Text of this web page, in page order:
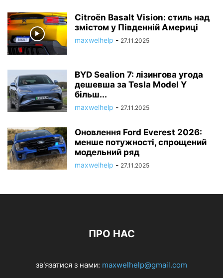
Citroën Basalt Vision: стиль над
змістом у Південній Америці
maxwelhelp - 27.11.2025
BYD Sealion 7: лізингова угода
дешевша за Tesla Model Y
більш...
maxwelhelp - 27.11.2025
Оновлення Ford Everest 2026:
менше потужності, спрощений
модельний ряд
maxwelhelp - 27.11.2025
ПРО НАС
зв'язатися з нами: maxwelhelp@gmail.com